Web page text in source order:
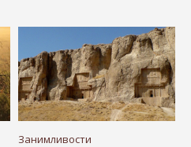
Занимливости